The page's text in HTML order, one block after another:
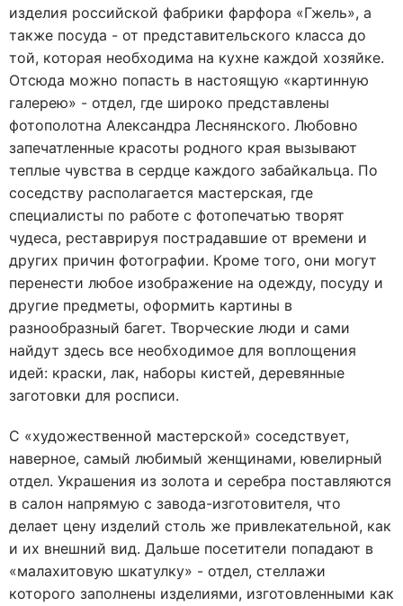
изделия российской фабрики фарфора «Гжель», а
также посуда - от представительского класса до
той, которая необходима на кухне каждой хозяйке.
Отсюда можно попасть в настоящую «картинную
галерею» - отдел, где широко представлены
фотополотна Александра Леснянского. Любовно
запечатленные красоты родного края вызывают
теплые чувства в сердце каждого забайкальца. По
соседству располагается мастерская, где
специалисты по работе с фотопечатью творят
чудеса, реставрируя пострадавшие от времени и
других причин фотографии. Кроме того, они могут
перенести любое изображение на одежду, посуду и
другие предметы, оформить картины в
разнообразный багет. Творческие люди и сами
найдут здесь все необходимое для воплощения
идей: краски, лак, наборы кистей, деревянные
заготовки для росписи.
С «художественной мастерской» соседствует,
наверное, самый любимый женщинами, ювелирный
отдел. Украшения из золота и серебра поставляются
в салон напрямую с завода-изготовителя, что
делает цену изделий столь же привлекательной, как
и их внешний вид. Дальше посетители попадают в
«малахитовую шкатулку» - отдел, стеллажи
которого заполнены изделиями, изготовленными как